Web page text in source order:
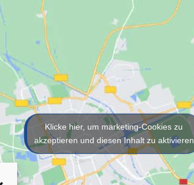
Klicke hier, um marketing-Cookies zu
akzeptieren und diesen Inhalt zu aktivieren